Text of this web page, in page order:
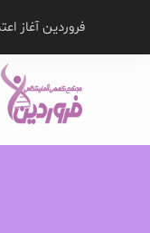
فروردین آغاز